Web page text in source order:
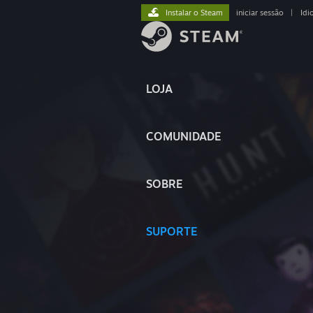
LOJA
COMUNIDADE
SOBRE
SUPORTE
Instalar o Steam iniciar sessão